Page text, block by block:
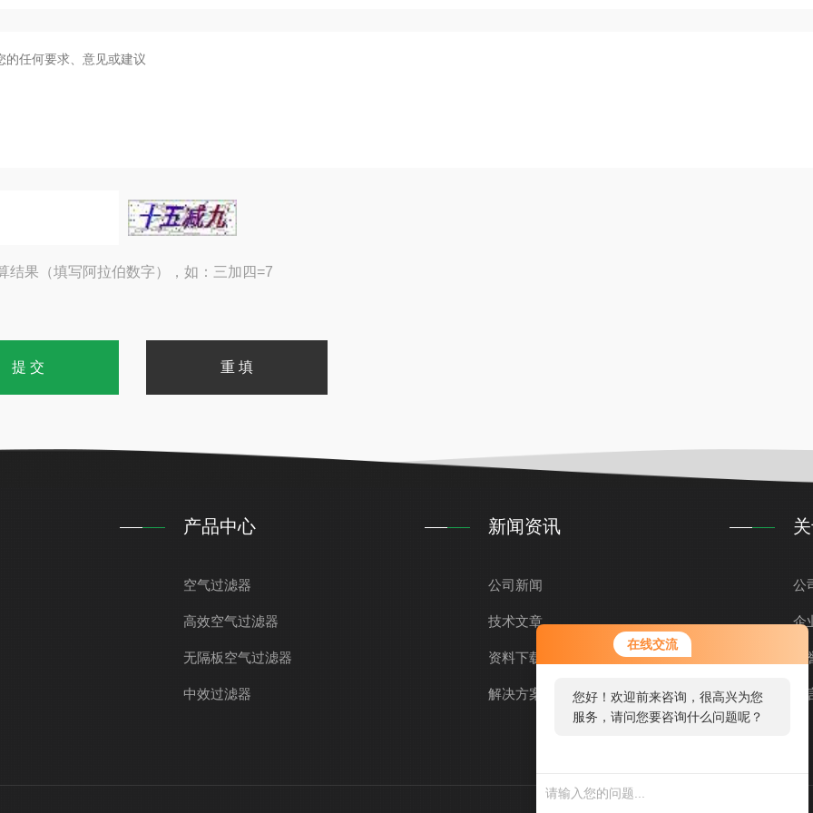
在线交流
您好！欢迎前来咨询，很高兴为您
服务，请问您要咨询什么问题呢？
结果（填写阿拉伯数字），如：三加四=7
产品中心
空气过滤器
高效空气过滤器
无隔板空气过滤器
中效过滤器
新闻资讯
公司新闻
技术文章
资料下载
解决方案
公
企